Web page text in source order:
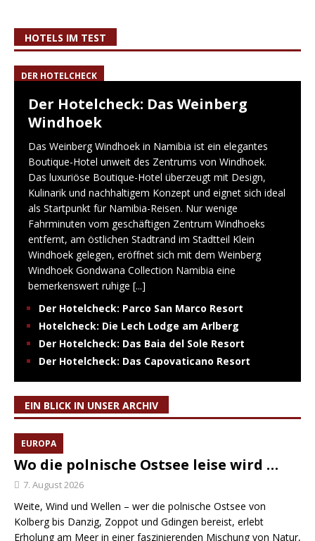
HOTELS IM TEST
DER HOTELCHECK
Der Hotelcheck: Das Weinberg
Windhoek
Das Weinberg Windhoek in Namibia ist ein elegantes
Boutique-Hotel unweit des Zentrums von Windhoek.
Das luxuriöse Boutique-Hotel überzeugt mit Design,
Kulinarik und nachhaltigem Konzept und eignet sich ideal
als Startpunkt für Namibia-Reisen. Nur wenige
Fahrminuten vom geschäftigen Zentrum Windhoeks
entfernt, am östlichen Stadtrand im Stadtteil Klein
Windhoek gelegen, eröffnet sich mit dem Weinberg
Windhoek Gondwana Collection Namibia eine
bemerkenswert ruhige [...]
Der Hotelcheck: Parco San Marco Resort
Hotelcheck: Die Lech Lodge am Arlberg
Der Hotelcheck: Das Baia del Sole Resort
Der Hotelcheck: Das Capovaticano Resort
EIN BLICK IN UNSER ARCHIV
EUROPA
Wo die polnische Ostsee leise wird …
7. August 2026
Weite, Wind und Wellen – wer die polnische Ostsee von
Kolberg bis Danzig, Zoppot und Gdingen bereist, erlebt
Erholung am Meer in einer faszinierenden Mischung von Natur,